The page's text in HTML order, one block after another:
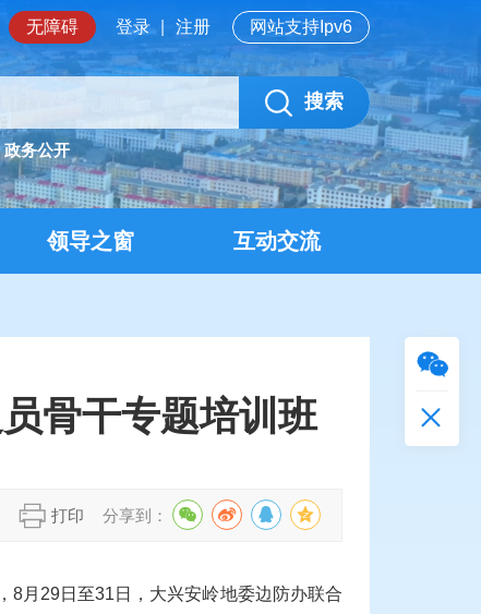
无障碍 网站支持Ipv6
登录 注册
搜索
政务公开
领导之窗 互动交流
骨干专题培训班
打印 分享到：
8月29日至31日，大兴安岭地委边防办联合